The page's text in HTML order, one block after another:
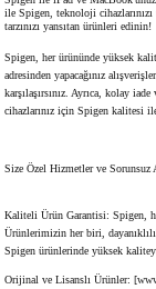
ile Spigen, teknoloji
tarzınızı yansıtan ürünleri edinin!
Spigen, her ürününde yüksek
adresinden yapacağınız
karşılaşırsınız. Ayrıca, kolay
cihazlarınız için Spigen kalitesi
Size Özel Hizmetler ve Sorunsuz
Kaliteli Ürün Garantisi: Spigen,
Ürünlerimizin her biri,
Spigen ürünlerinde yüksek
Orijinal ve Lisanslı Ürünler: